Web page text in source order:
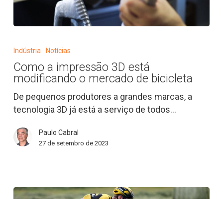
a
3D
está
modificando
o
de
bicicleta
Indústria Notícias
Como a impressão 3D está
modificando o mercado de bicicleta
De pequenos produtores a grandes marcas, a
tecnologia 3D já está a serviço de todos…
Paulo Cabral
27 de setembro de 2023